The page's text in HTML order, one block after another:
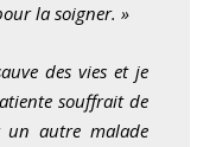
la soigner. »
des vies et je
souffrait de
un autre malade